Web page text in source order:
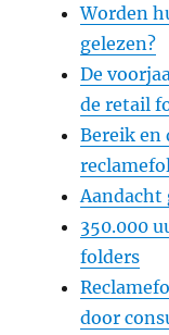
Worden
gelezen?
De
de retail
Bereik en
Aandacht
350.000
folders
door